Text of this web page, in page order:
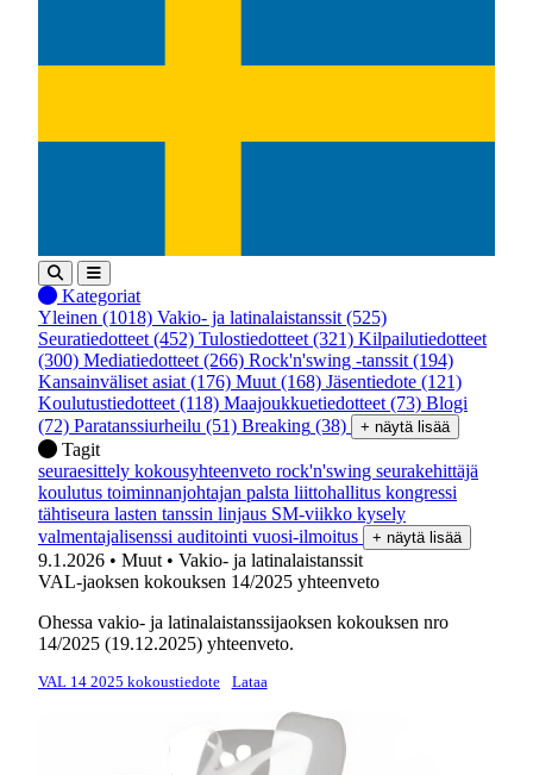
Kategoriat
Yleinen (1018) Vakio- ja latinalaistanssit (525)
Seuratiedotteet (452) Tulostiedotteet (321) Kilpailutiedotteet
(300) Mediatiedotteet (266) Rock'n'swing -tanssit (194)
Kansainväliset asiat (176) Muut (168) Jäsentiedote (121)
Koulutustiedotteet (118) Maajoukkuetiedotteet (73) Blogi
(72) Paratanssiurheilu (51) Breaking (38) + näytä lisää
Tagit
seuraesittely kokousyhteenveto rock'n'swing seurakehittäjä
koulutus toiminnanjohtajan palsta liittohallitus kongressi
tähtiseura lasten tanssin linjaus SM-viikko kysely
valmentajalisenssi auditointi vuosi-ilmoitus + näytä lisää
9.1.2026 • Muut • Vakio- ja latinalaistanssit
VAL-jaoksen kokouksen 14/2025 yhteenveto
Ohessa vakio- ja latinalaistanssijaoksen kokouksen nro
14/2025 (19.12.2025) yhteenveto.
VAL 14 2025 kokoustiedote Lataa